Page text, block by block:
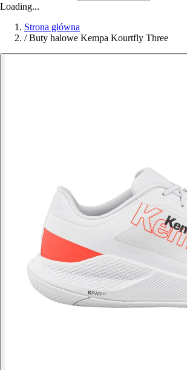
Loading...
Strona główna
/ Buty halowe Kempa Kourtfly Three